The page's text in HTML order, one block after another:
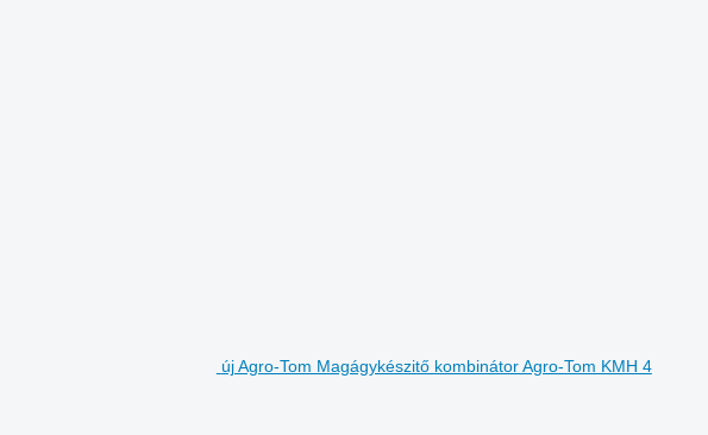
új Agro-Tom Magágykészitő kombinátor Agro-Tom KMH 4